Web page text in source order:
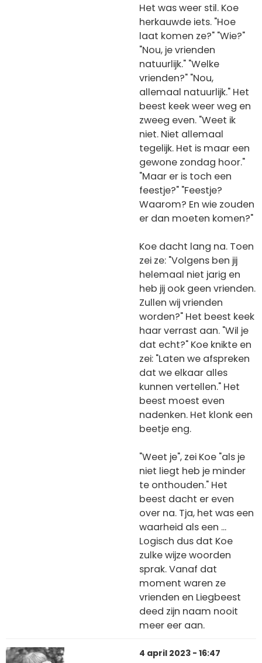
Het was weer stil. Koe
herkauwde iets. "Hoe
laat komen ze?" "Wie?"
"Nou, je vrienden
natuurlijk." "Welke
vrienden?" "Nou,
allemaal natuurlijk." Het
beest keek weer weg en
zweeg even. "Weet ik
niet. Niet allemaal
tegelijk. Het is maar een
gewone zondag hoor."
"Maar er is toch een
feestje?" "Feestje?
Waarom? En wie zouden
er dan moeten komen?"
Koe dacht lang na. Toen
zei ze: "Volgens ben jij
helemaal niet jarig en
heb jij ook geen vrienden.
Zullen wij vrienden
worden?" Het beest keek
haar verrast aan. "Wil je
dat echt?" Koe knikte en
zei: "Laten we afspreken
dat we elkaar alles
kunnen vertellen." Het
beest moest even
nadenken. Het klonk een
beetje eng.
"Weet je", zei Koe "als je
niet liegt heb je minder
te onthouden." Het
beest dacht er even
over na. Tja, het was een
waarheid als een ...
Logisch dus dat Koe
zulke wijze woorden
sprak. Vanaf dat
moment waren ze
vrienden en Liegbeest
deed zijn naam nooit
meer eer aan.
4 april 2023 - 16:47